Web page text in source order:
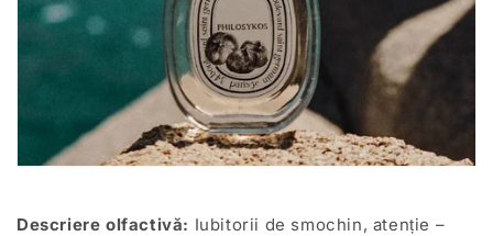
Descriere olfactivă: Iubitorii de smochin, atenție –